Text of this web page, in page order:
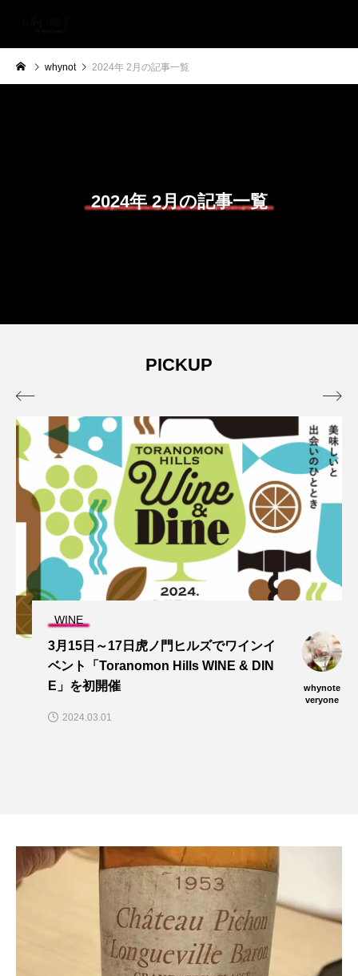
whynot 2024年 2月の記事一覧
2024年 2月の記事一覧
PICKUP
WINE
3月15日～17日⻁ノ⾨ヒルズでワインイ
ベント「Toranomon Hills WINE & DIN
E」を初開催
whynote
veryone
2024.03.01
 